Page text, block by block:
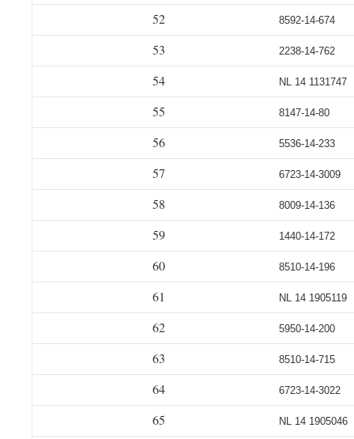
52 8592-14-674
53 2238-14-762
54 NL 14 1131747
55 8147-14-80
56 5536-14-233
57 6723-14-3009
58 8009-14-136
59 1440-14-172
60 8510-14-196
61 NL 14 1905119
62 5950-14-200
63 8510-14-715
64 6723-14-3022
65 NL 14 1905046